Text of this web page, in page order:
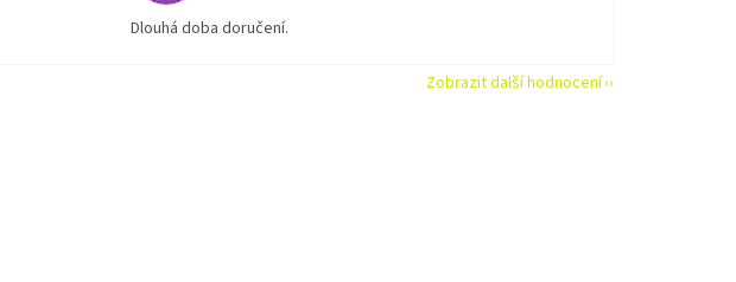
Dlouhá doba doručení.
Zobrazit další hodnocení